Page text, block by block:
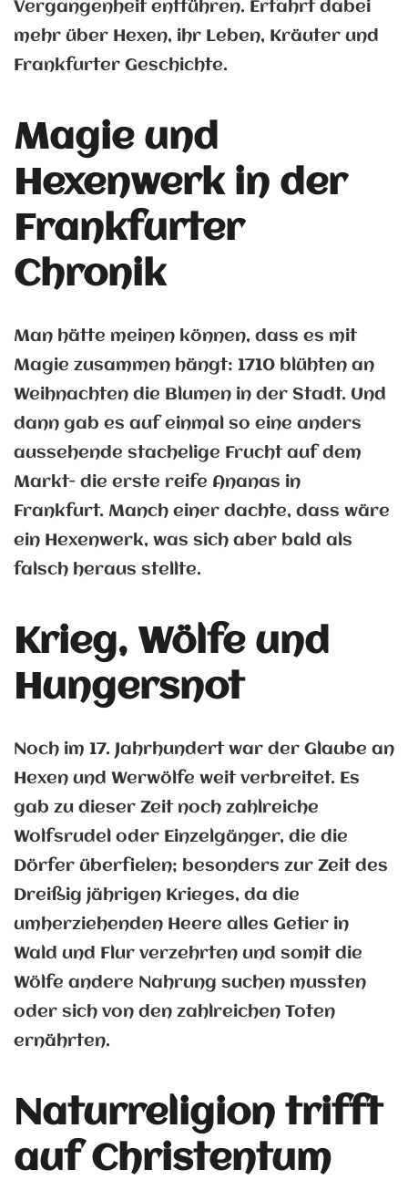
Vergangenheit entführen. Erfahrt dabei
mehr über Hexen, ihr Leben, Kräuter und
Frankfurter Geschichte.
Magie und
Hexenwerk in der
Frankfurter
Chronik
Man hätte meinen können, dass es mit
Magie zusammen hängt: 1710 blühten an
Weihnachten die Blumen in der Stadt. Und
dann gab es auf einmal so eine anders
aussehende stachelige Frucht auf dem
Markt- die erste reife Ananas in
Frankfurt. Manch einer dachte, dass wäre
ein Hexenwerk, was sich aber bald als
falsch heraus stellte.
Krieg, Wölfe und
Hungersnot
Noch im 17. Jahrhundert war der Glaube an
Hexen und Werwölfe weit verbreitet. Es
gab zu dieser Zeit noch zahlreiche
Wolfsrudel oder Einzelgänger, die die
Dörfer überfielen; besonders zur Zeit des
Dreißig jährigen Krieges, da die
umherziehenden Heere alles Getier in
Wald und Flur verzehrten und somit die
Wölfe andere Nahrung suchen mussten
oder sich von den zahlreichen Toten
ernährten.
Naturreligion trifft
auf Christentum